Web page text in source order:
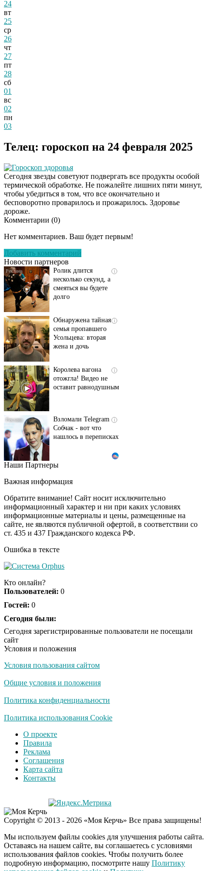
24
вт
25
ср
26
чт
27
пт
28
сб
01
вс
02
пн
03
Телец: гороскоп на 24 февраля 2025
Гороскоп здоровья
Сегодня звезды советуют подвергать все продукты особой
термической обработке. Не пожалейте лишних пяти минут,
чтобы убедиться в том, что все окончательно и
бесповоротно проварилось и прожарилось. Здоровье
дороже.
Комментарии (0)
Нет комментариев. Ваш будет первым!
Добавить комментарий
Новости партнеров
Скрытая камера на
люди вытворяют, когда
i
Ролик длится
несколько секунд, а
смеяться вы будете
долго
i
Обнаружена тайная
семья пропавшего
Усольцева: вторая
жена и дочь
i
Королева вагона
отожгла! Видео не
оставит равнодушным
i
Взломали Telegram
Собчак - вот что
нашлось в переписках
Ролик длится пару
шоке от увиденного
i
Этот танец невесты
оставит вас без слов!
Пересмотрела 10 раз
Ржу не переставая, это
Заставляли целовать
школьники устроили
Ролик из Омска: вы
Публичный удар
это настоящий вызов
"Потеряли стыд в
погоне за "Диором":
Поплавская вмазала
Наши Партнеры
Важная информация
Обратите внимание! Сайт носит исключительно
информационный характер и ни при каких условиях
информационные материалы и цены, размещенные на
сайте, не являются публичной офертой, в соответствии со
ст. 435 и 437 Гражданского кодекса РФ.
Ошибка в тексте
Кто онлайн?
Пользователей: 0
Гостей: 0
Сегодня были:
Сегодня зарегистрированные пользователи не посещали
сайт
Условия и положения
Условия пользования сайтом
Общие условия и положения
Политика конфиденциальности
Политика использования Cookie
О проекте
Правила
Реклама
Соглашения
Карта сайта
Контакты
Copyright © 2013 - 2026 «Моя Керчь» Все права защищены!
Мы используем файлы cookies для улучшения работы сайта.
Оставаясь на нашем сайте, вы соглашаетесь с условиями
использования файлов cookies. Чтобы получить более
подробную информацию, посмотрите нашу Политику